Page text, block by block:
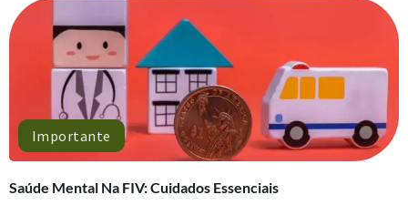
Importante
Saúde Mental Na FIV: Cuidados Essenciais